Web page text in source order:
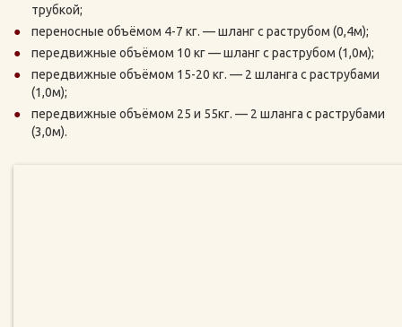
трубкой;
переносные объёмом 4-7 кг. — шланг с раструбом (0,4м);
передвижные объёмом 10 кг — шланг с раструбом (1,0м);
передвижные объёмом 15-20 кг. — 2 шланга с раструбами
(1,0м);
передвижные объёмом 25 и 55кг. — 2 шланга с раструбами
(3,0м).